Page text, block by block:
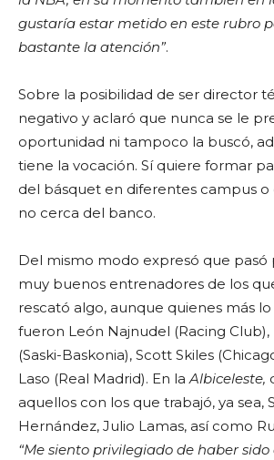
gustaría estar metido en este rubro
bastante la atención”.
Sobre la posibilidad de ser director
negativo y aclaró que nunca se le
oportunidad ni tampoco la buscó,
tiene la vocación. Sí quiere formar
del básquet en diferentes campus o
no cerca del banco.
Del mismo modo expresó que pasó
muy buenos entrenadores de los
rescató algo, aunque quienes más
fueron León Najnudel (Racing Club),
(Saski-Baskonia), Scott Skiles
Laso (Real Madrid). En laAlbiceleste,
aquellos con los que trabajó, ya sea,
Hernández, Julio Lamas, así como
“Me siento privilegiado de haber